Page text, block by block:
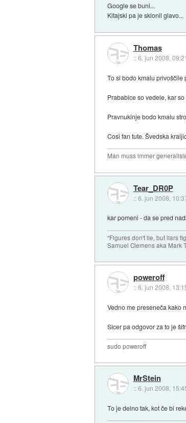
Google se buni...
Kitajski pa je sklonil glavo...
Thomas
::6. jun 2008,
To si bodo kmalu privoščile
Prababice so vedele, kar
Pravnukinje bodo kmalu
Cosi fan tute. Švedska
Man muss immer
Tear_DR0P
::6. jun 2008,
kar pomeni - da se pred
"Figures don't lie, but liars
Samuel Clemens aka Mark
poweroff
::6. jun 2008,
Vedno me preseneča kako
Sicer pa odgovor za to je
sudo poweroff
MrStein
::6. jun 2008,
To je delno tak, kot če bi